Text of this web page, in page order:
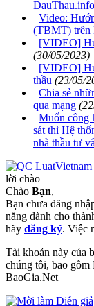
Video:
(TBMT) trên
[VIDEO]
(30/05/2023)
[VIDEO]
thầu (23/05/
Chia sẻ
qua mạng
Muốn công
sát thì Hệ
nhà thầu tư
lời chào
Chào Bạn,
Bạn chưa đăng
năng dành cho
hãy đăng ký. Việc
Tài khoản này của
chúng tôi, bao
BaoGia.Net